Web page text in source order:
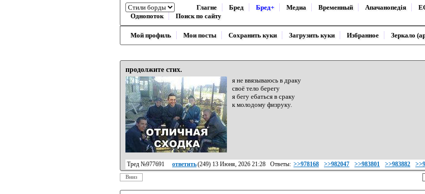
Глагне Бред Бред+ Медиа Временный Апачанопедiя
Однопоток
Поиск по сайту
Мой профиль Мои посты Сохранить куки Загрузить куки Избранное Зеркало
продолжите стих.
я не ввязываюсь в драку
своё тело берегу
я бегу ебаться в сраку
к молодому физруку.
Тред №977691 ответить(249) 13 Июня, 2026 21:28 Ответы: >>978168 >>982047 >>983801 >>983882
Вниз